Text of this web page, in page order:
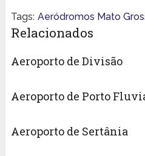
Tags: Aeródromos Mato
Relacionados
Aeroporto de Divisão
Aeroporto de Porto
Aeroporto de Sertânia